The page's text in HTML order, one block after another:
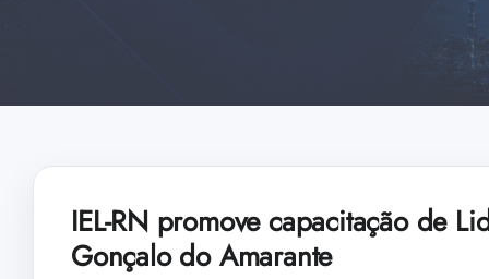
IEL-RN promove capacitação de
Gonçalo do Amarante